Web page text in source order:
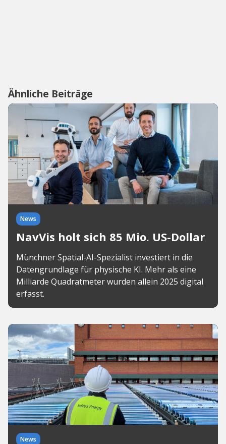
Ähnliche Beiträge
News
NavVis holt sich 85 Mio. US-Dollar
Münchner Spatial-AI-Spezialist investiert in die
Datengrundlage für physische KI. Mehr als eine
Milliarde Quadratmeter wurden allein 2025 digital
erfasst.
News